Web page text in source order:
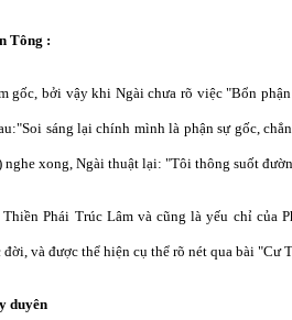
Tông :
gốc, bởi vậy khi Ngài chưa rõ việc "Bổn
sáng lại chính mình là phận sự gốc,
nghe xong, Ngài thuật lại: "Tôi thông suốt
Phái Trúc Lâm và cũng là yếu chỉ của
và được thể hiện cụ thể rõ nét qua bài "Cư